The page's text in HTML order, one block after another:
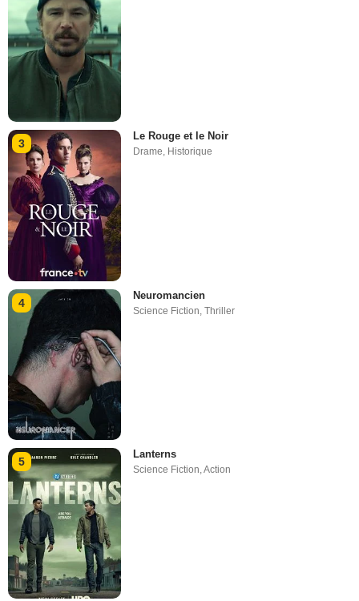
3
Le Rouge et le Noir
Drame, Historique
4
Neuromancien
Science Fiction ,Thriller
5
Lanterns
Science Fiction,Action